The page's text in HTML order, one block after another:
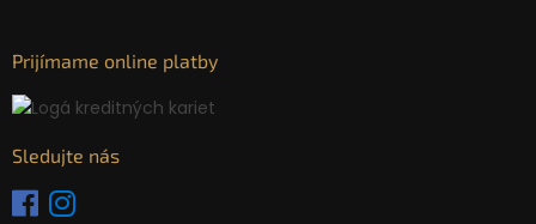
Prijímame online platby
Sledujte nás